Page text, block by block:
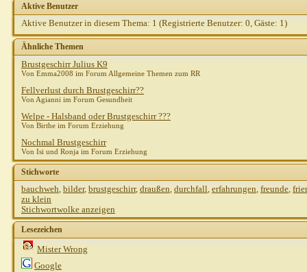
Aktive Benutzer
Aktive Benutzer in diesem Thema: 1 (Registrierte Benutzer: 0, Gäste: 1)
Ähnliche Themen
Brustgeschirr Julius K9
Von Emma2008 im Forum Allgemeine Themen zum RR
Fellverlust durch Brustgeschirr??
Von Agianni im Forum Gesundheit
Welpe - Halsband oder Brustgeschirr ???
Von Birthe im Forum Erziehung
Nochmal Brustgeschirr
Von Isi und Ronja im Forum Erziehung
Stichworte
bauchweh bilder, brustgeschirr, draußen durchfall erfahrungen freunde
zu klein
Stichwortwolke anzeigen
Lesezeichen
Mister Wrong
Google